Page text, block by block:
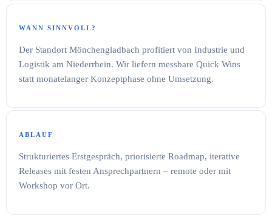
WANN SINNVOLL?
Der Standort Mönchengladbach profitiert von Industrie und
Logistik am Niederrhein. Wir liefern messbare Quick Wins
statt monatelanger Konzeptphase ohne Umsetzung.
ABLAUF
Strukturiertes Erstgespräch, priorisierte Roadmap, iterative
Releases mit festen Ansprechpartnern – remote oder mit
Workshop vor Ort.